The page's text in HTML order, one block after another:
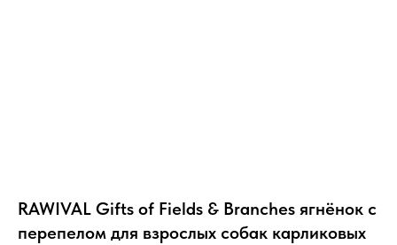
RAWIVAL Gifts of Fields & Branches ягнёнок с
перепелом для взрослых собак карликовых